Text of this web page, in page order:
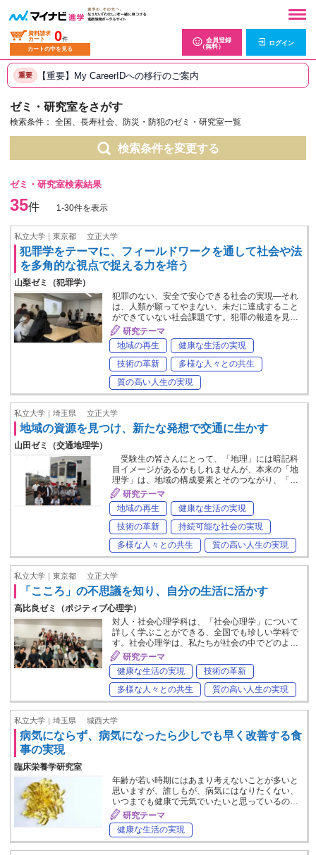
資料請求
カート
0件
カートの中を見る
会員登録
（無料）
ログイン
重要 【重要】My CareerIDへの移行のご案内
ゼミ・研究室をさがす
検索条件： 全国、長寿社会、防災・防犯のゼミ・研究室一覧
検索条件を変更する
ゼミ・研究室検索結果
35件 1-30件を表示
私立大学｜東京都 立正大学
犯罪学をテーマに、フィールドワークを通して社会や法
を多角的な視点で捉える力を培う
山梨ゼミ（犯罪学）
犯罪のない、安全で安心できる社会の実現―それ
は、人類が願ってやまない、未だに達成すること
ができていない社会課題です。犯罪の報道を見…
研究テーマ
地域の再生
健康な生活の実現
技術の革新
多様な人々との共生
質の高い人生の実現
私立大学｜埼玉県 立正大学
地域の資源を見つけ、新たな発想で交通に生かす
山田ゼミ（交通地理学）
受験生の皆さんにとって、「地理」には暗記科
目イメージがあるかもしれませんが、本来の「地
理学」は、地域の構成要素とそのつながり、「…
研究テーマ
地域の再生
健康な生活の実現
技術の革新
持続可能な社会の実現
多様な人々との共生
質の高い人生の実現
私立大学｜東京都 立正大学
「こころ」の不思議を知り、自分の生活に活かす
高比良ゼミ（ポジティブ心理学）
対人・社会心理学科は、「社会心理学」について
詳しく学ぶことができる、全国でも珍しい学科で
す。社会心理学は、私たちが社会の中でどのよ…
研究テーマ
健康な生活の実現
技術の革新
多様な人々との共生
質の高い人生の実現
私立大学｜埼玉県 城西大学
病気にならず、病気になったら少しでも早く改善する食
事の実現
臨床栄養学研究室
年齢が若い時期にはあまり考えないことが多いと
思いますが、誰しもが、病気にはなりたくない、
いつまでも健康で元気でいたいと思っているの…
研究テーマ
健康な生活の実現